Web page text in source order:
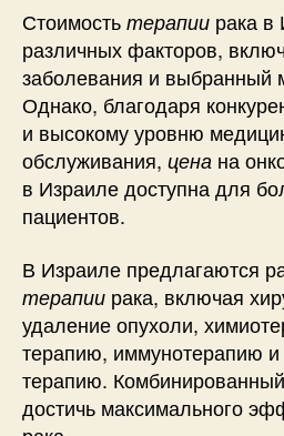
Стоимость терапии рака в
различных факторов,
заболевания и выбранный
Однако, благодаря
и высокому уровню
обслуживания, цена на
в Израиле доступна для
пациентов.
В Израиле предлагаются
терапии рака, включая
удаление опухоли,
терапию, иммунотерапию и
терапию.
достичь максимального